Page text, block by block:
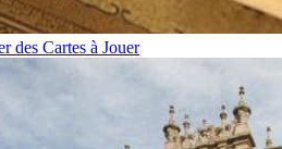
des Cartes à Jouer